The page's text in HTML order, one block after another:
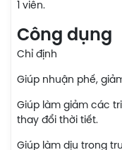
1 viên.
Công dụng
Chỉ định
Giúp nhuận phế,
Giúp làm giảm các
thay đổi thời tiết.
Giúp làm dịu trong